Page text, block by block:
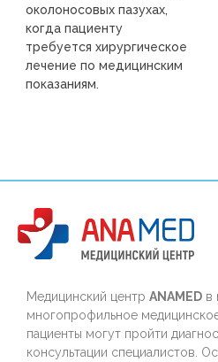
околоносовых пазухах,
когда пациенту
требуется хирургическое
лечение по медицинским
показаниям.
Медицинский центр ANAMED в
многопрофильное
пациенты могут пройти
консультации специалистов.